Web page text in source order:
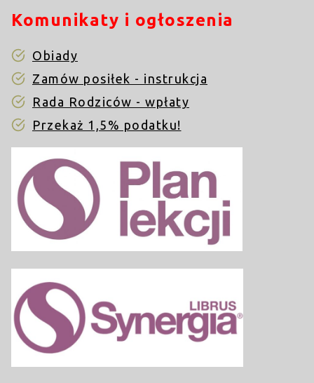
Komunikaty i ogłoszenia
Obiady
Zamów posiłek - instrukcja
Rada Rodziców - wpłaty
Przekaż 1,5% podatku!